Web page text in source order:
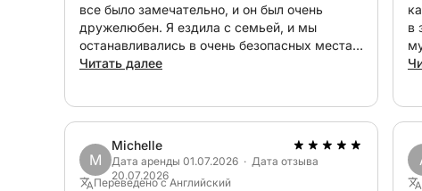
В середине тура мы бросим якорь возле одного
ресторанов вдоль побережья (по желанию, не
сойти прямо с лодки и насладиться вкусной
Максимальный комфорт на борту
Наша лодка оборудована собственной ванной
морозильной камерой, стереосистемой
солнечными зонами, где вы сможете отдохнуть
все было замечательно, и он был очень
дружелюбен. Я ездила с семьей, и мы
останавливались в очень безопасных местах
для купания.
Читать далее
в
M
Michelle
Дата аренды 01.07.2026 · Дата отзыва
20.07.2026
Переведено с Английский